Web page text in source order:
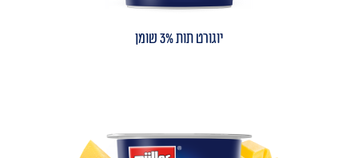
יוגורט תות 3% שומן